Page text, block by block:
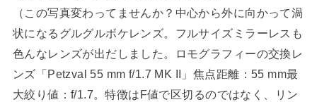
（この写真変わってませんか？中心から外に向かって渦
状になるグルグルボケレンズ。フルサイズミラーレスも
色んなレンズが出だしました。ロモグラフィーの交換レ
ンズ「Petzval 55 mm f/1.7 MK II」焦点距離：55 mm最
大絞り値：f/1.7。特徴はF値で区切るのではなく、リン